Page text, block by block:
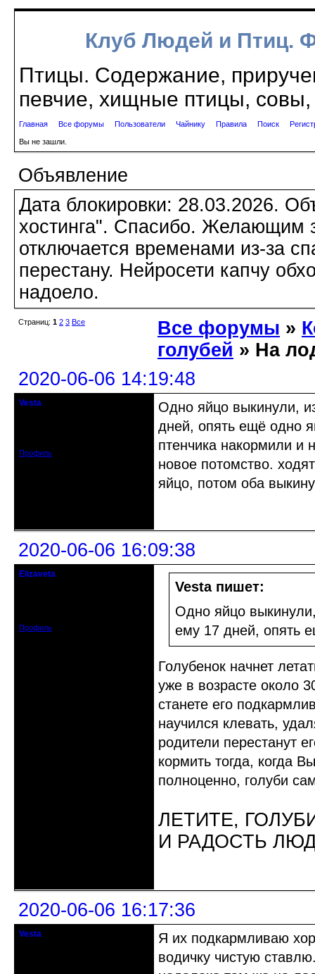
Клуб Людей и Птиц.
Птицы. Содержание,
певчие, хищные птицы, совы,
Главная Все форумы Пользователи Чайнику Правила Поиск
Вы не зашли.
Объявление
Дата блокировки: 28.03.2026.
хостинга". Спасибо. Желающим
отключается временами из-за
перестану. Нейросети капчу
надоело.
Страниц: 1 2 3 Все Все форумы »
голубей » На
2020-06-06 14:19:48
Vesta
Профиль
Одно яйцо выкинули,
дней, опять ещё одно
птенчика накормили и
новое потомство.
яйцо, потом оба
2020-06-06 16:09:38
Elizaveta
Профиль
Vesta пишет:
Одно яйцо
ему 17 дней, опять
Голубенок начнет
уже в возрасте около
станете его
научился клевать,
родители перестанут
кормить тогда, когда
полноценно, голуби
ЛЕТИТЕ,
И РАДОСТЬ
2020-06-06 16:17:36
Vesta
Я их подкармливаю
водичку чистую